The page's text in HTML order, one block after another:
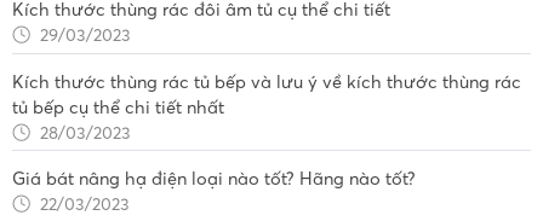
Kích thước thùng rác đôi âm tủ cụ thể chi tiết
29/03/2023
Kích thước thùng rác tủ bếp và lưu ý về kích thước thùng rác
tủ bếp cụ thể chi tiết nhất
28/03/2023
Giá bát nâng hạ điện loại nào tốt? Hãng nào tốt?
22/03/2023